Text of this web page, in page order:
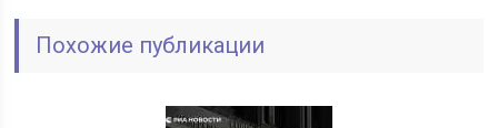
Похожие публикации